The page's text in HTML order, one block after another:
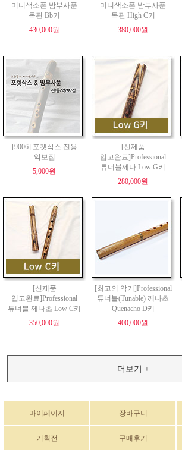
미니색소폰 밤부사푼
목관 Bb키
430,000원
미니색소폰 밤부사푼
목관 High C키
380,000원
[9006] 포켓삭스 전용
악보집
5,000원
[신제품
입고완료]Professional
튜너블께나 Low G키
280,000원
[신제품
입고완료]Professional
튜너블 께나초 Low C키
350,000원
[최고의 악기]Professional
튜너블(Tunable) 께나초
Quenacho D키
400,000원
더보기 +
마이페이지 장바구니
기획전 구매후기